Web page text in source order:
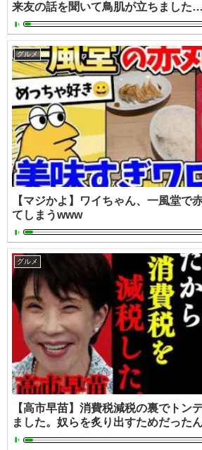
来友の話を聞いて鳥肌が立ちました…
グルメ
【マジかよ】ワイちゃん、一風堂で
てしまうwww
グルメ
【高市早苗】消費税減税の裏でトン
ました。奴らを炙り出すためだったん